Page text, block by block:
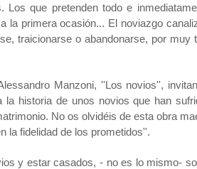
que pretenden todo e
la primera ocasión... El noviazgo
traicionarse o abandonarse, por muy
Manzoni, ''Los novios'',
historia de unos novios que han
No os olvidéis de esta obra
la fidelidad de los prometidos''.
y estar casados, - no es lo mismo-